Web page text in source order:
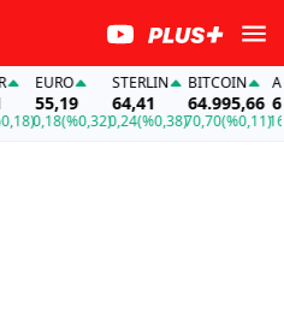
EURO
55,19
0,18(%0,32)
STERLIN
64,41
0,24(%0,38)
BITCOIN
64.995,66
70,70(%0,11)